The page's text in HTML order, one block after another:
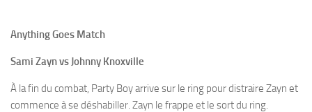
Anything Goes Match
Sami Zayn vs Johnny Knoxville
À la fin du combat, Party Boy arrive sur le ring pour distraire Zayn et
commence à se déshabiller. Zayn le frappe et le sort du ring.